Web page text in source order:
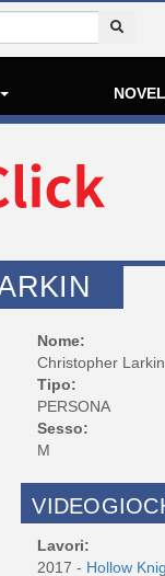
NOVEL
Nome:
Christopher Larkin
Tipo:
PERSONA
Sesso:
M
Lavori:
2017 - Hollow